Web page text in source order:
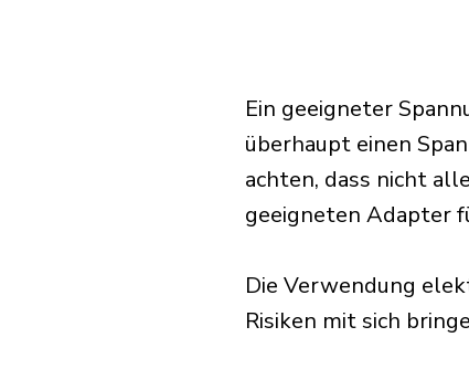
Ein geeigneter
überhaupt einen
achten, dass nicht
geeigneten Adapter
Die Verwendung
Risiken mit sich